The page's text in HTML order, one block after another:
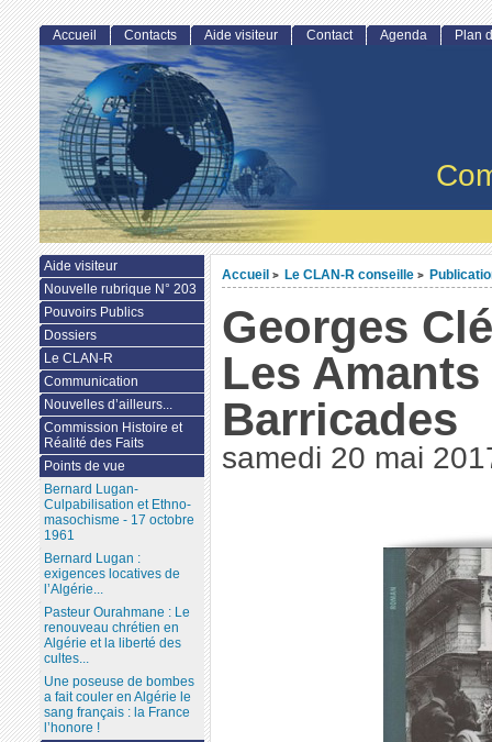
Accueil > Le CLAN-R conseille >
Georges
Les Amants
Barricades
samedi 20 mai
Accueil Contacts Aide visiteur Contact Agenda Plan
Aide visiteur
Nouvelle rubrique N° 203
Pouvoirs Publics
Dossiers
Le CLAN-R
Communication
Nouvelles d’ailleurs...
Commission Histoire et
Réalité des Faits
Points de vue
Bernard Lugan-
Culpabilisation et Ethno-
masochisme - 17 octobre
1961
Bernard Lugan :
exigences locatives de
l’Algérie...
Pasteur Ourahmane : Le
renouveau chrétien en
Algérie et la liberté des
cultes...
Une poseuse de bombes
a fait couler en Algérie le
sang français : la France
l’honore !